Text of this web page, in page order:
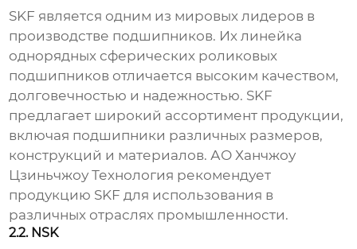
SKF является одним из мировых лидеров в
производстве подшипников. Их линейка
однорядных сферических роликовых
подшипников отличается высоким качеством,
долговечностью и надежностью. SKF
предлагает широкий ассортимент продукции,
включая подшипники различных размеров,
конструкций и материалов.АО Ханчжоу
Цзиньчжоу Технология рекомендует
продукцию SKF для использования в
различных отраслях промышленности.
2.2. NSK